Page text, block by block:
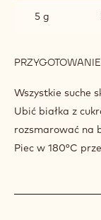
5 g
PRZYGOTOWANIE
Wszystkie suche
Ubić białka z
rozsmarować na
Piec w 180°C